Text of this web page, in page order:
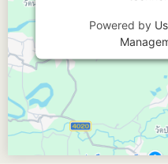
Powered by